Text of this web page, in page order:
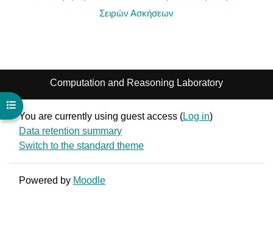
Open course index
Σειρών Ασκήσεων
Computation and Reasoning Laboratory
You are currently using guest access (Log in)
Data retention summary
Switch to the standard theme
Powered by Moodle